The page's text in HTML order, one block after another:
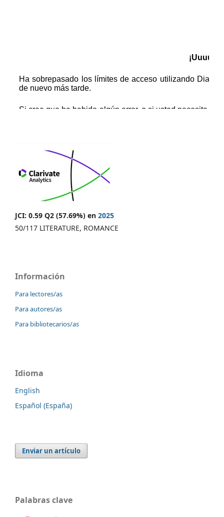
JCI: 0.59 Q2 (57.69%) en 2025
50/117 LITERATURE, ROMANCE
Información
Para lectores/as
Para autores/as
Para bibliotecarios/as
Idioma
English
Español (España)
Enviar un artículo
Palabras clave